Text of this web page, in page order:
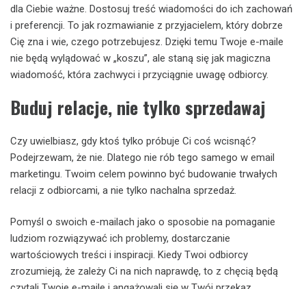
dla Ciebie ważne. Dostosuj treść wiadomości do ich zachowań
i preferencji. To jak rozmawianie z przyjacielem, który dobrze
Cię zna i wie, czego potrzebujesz. Dzięki temu Twoje e-maile
nie będą wylądować w „koszu”, ale staną się jak magiczna
wiadomość, która zachwyci i przyciągnie uwagę odbiorcy.
Buduj relacje, nie tylko sprzedawaj
Czy uwielbiasz, gdy ktoś tylko próbuje Ci coś wcisnąć?
Podejrzewam, że nie. Dlatego nie rób tego samego w email
marketingu. Twoim celem powinno być budowanie trwałych
relacji z odbiorcami, a nie tylko nachalna sprzedaż.
Pomyśl o swoich e-mailach jako o sposobie na pomaganie
ludziom rozwiązywać ich problemy, dostarczanie
wartościowych treści i inspiracji. Kiedy Twoi odbiorcy
zrozumieją, że zależy Ci na nich naprawdę, to z chęcią będą